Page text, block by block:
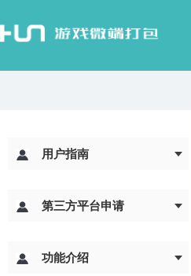
用户指南
第三方平台申请
功能介绍